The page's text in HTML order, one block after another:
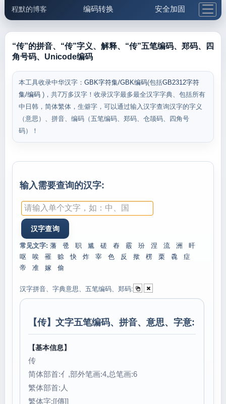
程默的博客 编码转换 安全加固
邮件工具 生活便民 更多工具
“传”的拼音、“传”字义、解释、“传”五笔编码、郑码、四
角号码、Unicode编码
本工具收录中华汉字： GBK字符集/GBK编码(包括GB2312字符
集/编码 )，共7万多汉字！收录汉字最多最全汉字字典、包括所有
中日韩，简体繁体，生僻字，可以通过输入汉字查询汉字的字义
（意思）、拼音、编码（五笔编码、郑码、仓颉码、四角号
码）！
输入需要查询的汉字:
常见文字: 藩 卺 职 尴 磋 舂 霰 玢 涅 流 洲
旰
呕
唉 罹 赊 快 炸 宰 色 反 揿 楞 栗 毳
症
帝
准 嫁 偷
汉字拼音、字典意思、五笔编码、郑码:
【传】文字五笔编码、拼音、意思、字意:
【基本信息】
传
简体部首:亻,部外笔画:4,总笔画:6
繁体部首:人
繁体字:[[傳]]